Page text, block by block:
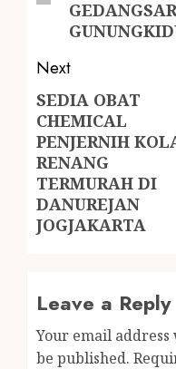
Next
SEDIA OBAT
CHEMICAL
PENJERNIH
RENANG
TERMURAH DI
DANUREJAN
JOGJAKARTA
Leave a Reply
Your email
be published.